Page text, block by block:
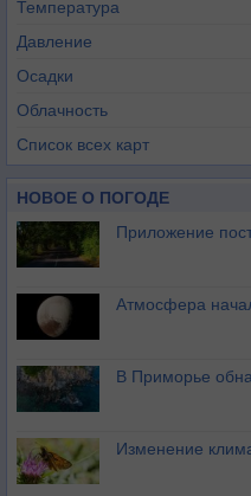
Температура
Давление
Осадки
Облачность
Список всех карт
НОВОЕ О ПОГОДЕ
Приложение
Атмосфера
В Приморье
Изменение